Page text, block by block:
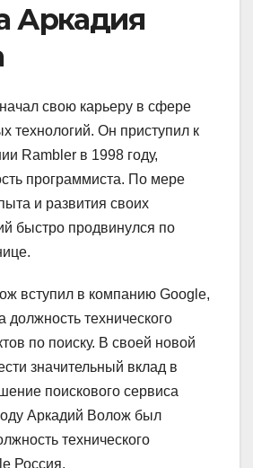
Аркадия
свою карьеру в сфере
технологий. Он приступил к
Rambler в 1998 году,
программиста. По мере
и развития своих
быстро продвинулся по
вступил в компанию Google,
должность технического
по поиску. В своей новой
значительный вклад в
поискового сервиса
Аркадий Волож был
технического
Россия.